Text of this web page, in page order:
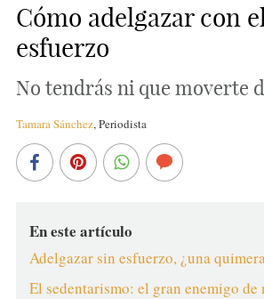
Cómo adelgazar con
esfuerzo
No tendrás ni que moverte
Tamara Sánchez,Periodista
En este artículo
Adelgazar sin esfuerzo, ¿una
El sedentarismo: el gran enemigo de